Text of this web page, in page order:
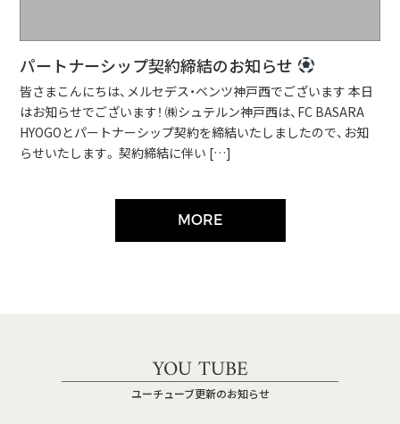
パートナーシップ契約締結のお知らせ
皆さまこんにちは、メルセデス・ベンツ神戸西でございます 本日
はお知らせでございます！ ㈱シュテルン神戸西は、FC BASARA
HYOGOとパートナーシップ契約を締結いたしましたので、お知
らせいたします。 契約締結に伴い […]
MORE
YOU TUBE
ユーチューブ更新のお知らせ